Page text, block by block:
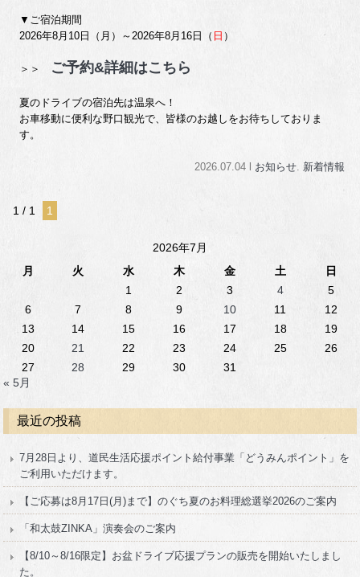
▼ご宿泊期間
2026年8月10日（月）～2026年8月16日（ 日 ）
＞＞ ご予約&詳細はこちら
夏のドライブの宿泊先は温泉へ！
お車移動に便利な野口観光で、皆様のお越しをお待ちしておりま
す。
2026.07.04 l お知らせ. 新着情報
1 / 1 1
2026年7月
月
火 水 木 金 土
日
1
2 3 4
5
6
7 8 9 10 11
12
13
14 15 16 17 18
19
20
21 22 23 24 25
26
27
28 29 30
31
« 5月
最近の投稿
7月28日より、道民生活応援ポイント給付事業「どうみんポイント」を
ご利用いただけます。
【ご応募は8月17日(月)まで】のぐち夏のお料理総選挙2026のご案内
「和太鼓ZINKA」演奏会のご案内
【8/10～8/16限定】お盆ドライブ応援プランの販売を開始いたしまし
た。